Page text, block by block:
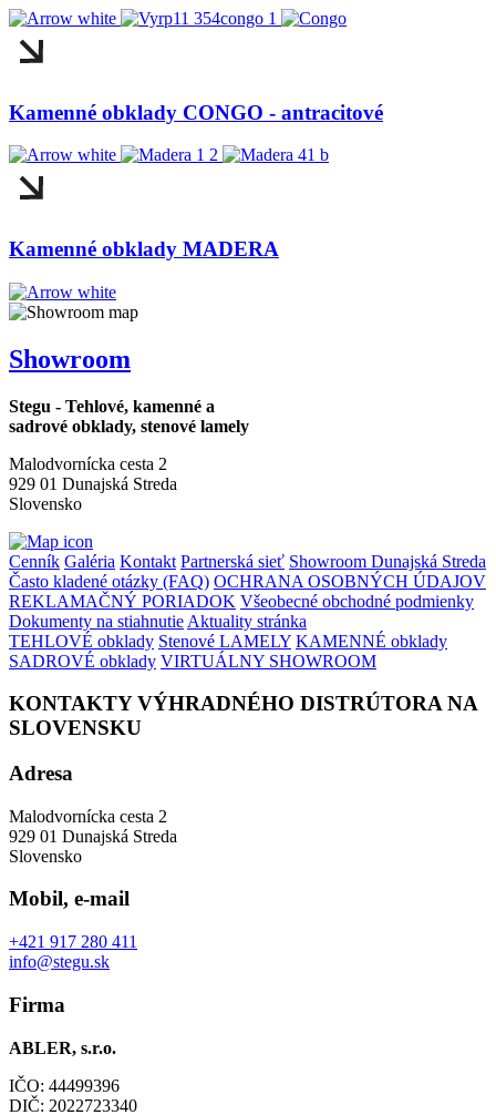
Kamenné obklady CONGO - antracitové
Kamenné obklady MADERA
Showroom
Stegu - Tehlové, kamenné a
sadrové obklady, stenové lamely
Malodvornícka cesta 2
929 01 Dunajská Streda
Slovensko
Cenník Galéria Kontakt Partnerská sieť Showroom Dunajská Streda
Často kladené otázky (FAQ) OCHRANA OSOBNÝCH ÚDAJOV
REKLAMAČNÝ PORIADOK Všeobecné obchodné podmienky
Dokumenty na stiahnutie Aktuality stránka
TEHLOVÉ obklady Stenové LAMELY KAMENNÉ obklady
SADROVÉ obklady VIRTUÁLNY SHOWROOM
KONTAKTY VÝHRADNÉHO DISTRÚTORA NA
SLOVENSKU
Adresa
Malodvornícka cesta 2
929 01 Dunajská Streda
Slovensko
Mobil, e-mail
+421 917 280 411
info@stegu.sk
Firma
ABLER, s.r.o.
IČO: 44499396
DIČ: 2022723340